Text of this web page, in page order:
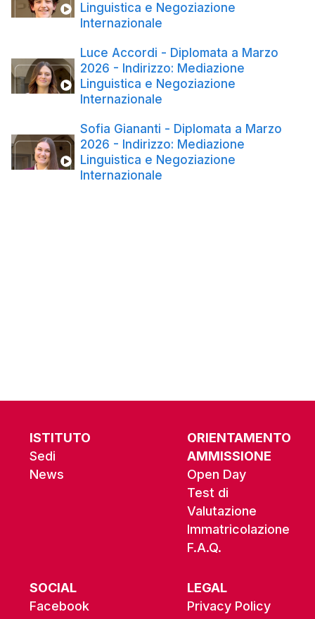
Linguistica e Negoziazione
Internazionale
Luce Accordi - Diplomata a Marzo
2026 - Indirizzo: Mediazione
Linguistica e Negoziazione
Internazionale
Sofia Giananti - Diplomata a Marzo
2026 - Indirizzo: Mediazione
Linguistica e Negoziazione
Internazionale
ISTITUTO
Sedi
News
ORIENTAMENTO
AMMISSIONE
Open Day
Test di
Valutazione
Immatricolazione
F.A.Q.
SOCIAL
Facebook
LEGAL
Privacy Policy